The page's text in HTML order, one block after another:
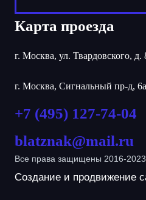
Карта проезда
г. Москва, ул. Твардовского, д.
г. Москва, Сигнальный пр-д, 6а
+7 (495) 127-74-04
blatznak@mail.ru
Все права защищены 2016-
Создание и продвижение